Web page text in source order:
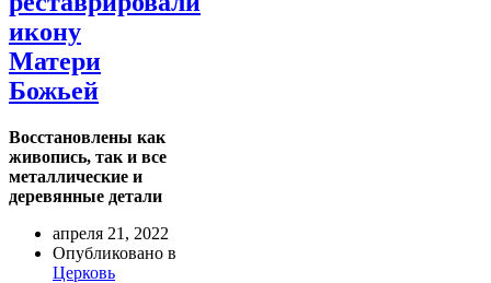
икону
Матери
Божьей
Восстановлены как
живопись, так и все
металлические и
деревянные детали
апреля 21, 2022
Опубликовано в
Церковь